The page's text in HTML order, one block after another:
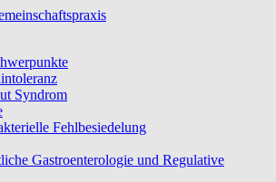
Syndrom
Fehlbesiedelung
Gastroenterologie und Regulative